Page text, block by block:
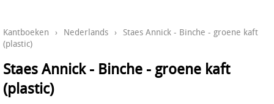
Kantboeken › Nederlands › Staes Annick - Binche - groene kaft
(plastic)
Staes Annick - Binche - groene kaft
(plastic)